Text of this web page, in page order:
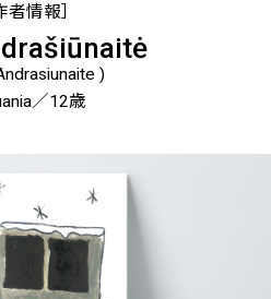
者情報］
)
／12歳